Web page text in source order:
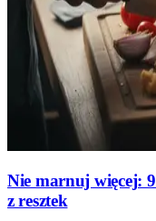
Nie marnuj więcej:
z resztek